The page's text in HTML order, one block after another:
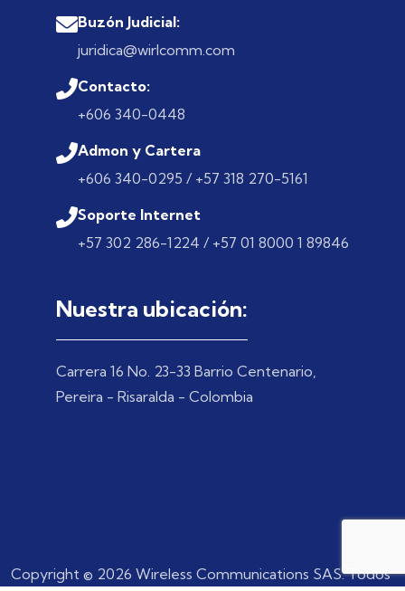
Buzón Judicial:
juridica@wirlcomm.com
Contacto:
+606 340-0448
Admon y Cartera
+606 340-0295 / +57 318 270-5161
Soporte Internet
+57 302 286-1224 / +57 01 8000 1 89846
Nuestra ubicación:
Carrera 16 No. 23-33 Barrio Centenario,
Pereira - Risaralda - Colombia
Copyright © 2026 Wireless Communications SAS. Todos